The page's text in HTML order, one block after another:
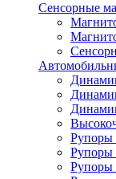
Сенсорные
Рупоры
Рупоры
Рупоры